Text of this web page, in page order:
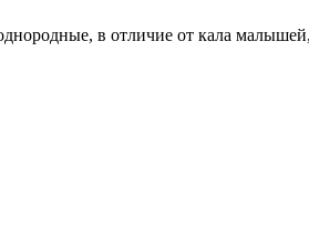
в отличие от кала